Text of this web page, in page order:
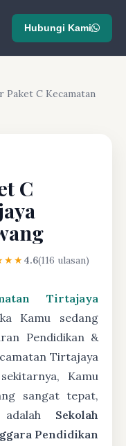
Hubungi Kami
Paket C Kecamatan
C
4.6(116 ulasan)
Tirtajaya
Kamu sedang
Pendidikan &
Tirtajaya
Kamu
sangat tepat,
Sekolah
Pendidikan